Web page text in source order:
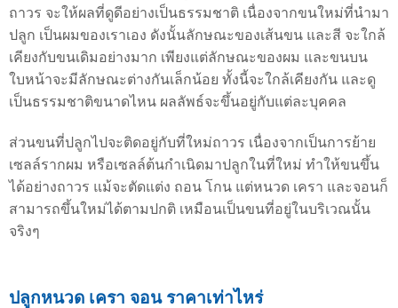
ถาวร จะให้ผลที่ดูดีอย่างเป็นธรรมชาติ เนื่องจากขนใหม่ที่นำมา
ปลูก เป็นผมของเราเอง ดังนั้นลักษณะของเส้นขน และสี จะใกล้
เคียงกับขนเดิมอย่างมาก เพียงแต่ลักษณะของผม และขนบน
ใบหน้าจะมีลักษณะต่างกันเล็กน้อย ทั้งนี้จะใกล้เคียงกัน และดู
เป็นธรรมชาติขนาดไหน ผลลัพธ์จะขึ้นอยู่กับแต่ละบุคคล
ส่วนขนที่ปลูกไปจะติดอยู่กับที่ใหม่ถาวร เนื่องจากเป็นการย้าย
เซลล์รากผม หรือเซลล์ต้นกำเนิดมาปลูกในที่ใหม่ ทำให้ขนขึ้น
ได้อย่างถาวร แม้จะตัดแต่ง ถอน โกน แต่หนวด เครา และจอนก็
สามารถขึ้นใหม่ได้ตามปกติ เหมือนเป็นขนที่อยู่ในบริเวณนั้น
จริงๆ
ปลูกหนวด เครา จอน ราคาเท่าไหร่